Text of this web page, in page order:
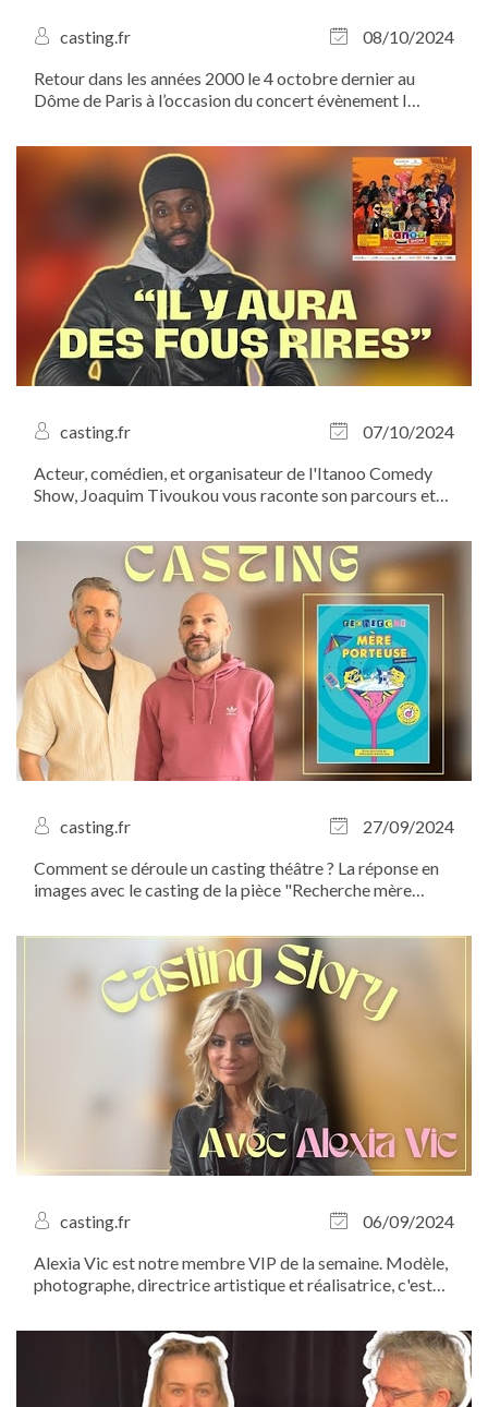
casting.fr
08/10/2024
Retour dans les années 2000 le 4 octobre dernier au
Dôme de Paris à l’occasion du concert évènement I
casting.fr
07/10/2024
Acteur, comédien, et organisateur de l'Itanoo Comedy
Show, Joaquim Tivoukou vous raconte son parcours et
incontournable du stand-up. Le 20 octobre prochain,
venez assister à un show réinventé, plein de...
casting.fr
27/09/2024
Comment se déroule un casting théâtre ? La réponse en
images avec le casting de la pièce "Recherche mère
et Nicolas Huan de la Compagnie Lâchez Prise au Salon
casting.fr
06/09/2024
Alexia Vic est notre membre VIP de la semaine. Modèle,
photographe, directrice artistique et réalisatrice, c'est
au service des autres. Son truc à elle, c’est la
photographie. Découvrez...